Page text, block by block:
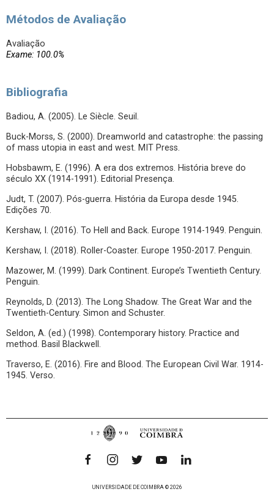
Métodos de Avaliação
Avaliação
Exame: 100.0%
Bibliografia
Badiou, A. (2005). Le Siècle. Seuil.
Buck-Morss, S. (2000). Dreamworld and catastrophe: the passing
of mass utopia in east and west. MIT Press.
Hobsbawm, E. (1996). A era dos extremos. História breve do
século XX (1914-1991). Editorial Presença.
Judt, T. (2007). Pós-guerra. História da Europa desde 1945.
Edições 70.
Kershaw, I. (2016). To Hell and Back. Europe 1914-1949. Penguin.
Kershaw, I. (2018). Roller-Coaster. Europe 1950-2017. Penguin.
Mazower, M. (1999). Dark Continent. Europe’s Twentieth Century.
Penguin.
Reynolds, D. (2013). The Long Shadow. The Great War and the
Twentieth-Century. Simon and Schuster.
Seldon, A. (ed.) (1998). Contemporary history. Practice and
method. Basil Blackwell.
Traverso, E. (2016). Fire and Blood. The European Civil War. 1914-
1945. Verso.
UNIVERSIDADE DE COIMBRA © 2026